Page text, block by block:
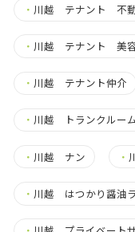
・ 川越 テナント 不
・ 川越 テナント 美
・ 川越 テナント仲介
・ 川越 トランクルー
・ 川越 ナン ・
・ 川越 はつかり醤油